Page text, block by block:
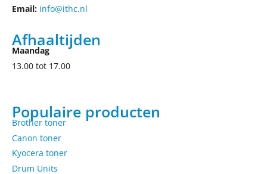
Email: info@ithc.nl
Afhaaltijden
Maandag
13.00 tot 17.00
Populaire producten
Brother toner
Canon toner
Kyocera toner
Drum Units